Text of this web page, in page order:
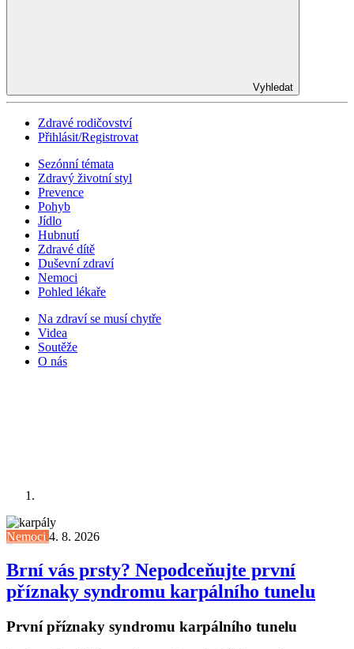
Vyhledat
Zdravé rodičovství
Přihlásit/Registrovat
Sezónní témata
Zdravý životní styl
Prevence
Pohyb
Jídlo
Hubnutí
Zdravé dítě
Duševní zdraví
Nemoci
Pohled lékaře
Na zdraví se musí chytře
Videa
Soutěže
O nás
Nemoci 4. 8. 2026
Brní vás prsty? Nepodceňujte první
příznaky syndromu karpálního tunelu
První příznaky syndromu karpálního tunelu